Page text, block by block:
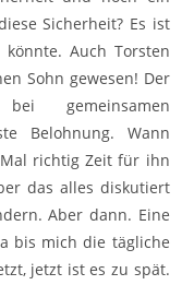
Sicherheit? Es ist
Auch Torsten
Sohn gewesen! Der
gemeinsamen
Belohnung. Wann
richtig Zeit für ihn
das alles diskutiert
Aber dann. Eine
bis mich die tägliche
jetzt ist es zu spät.